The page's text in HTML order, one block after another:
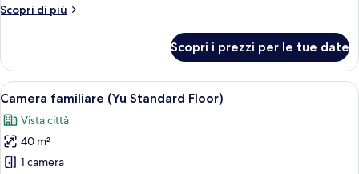
singoli
Floor)
Scopri di più
Altri
Deluxe,
letti
(Yu
Standard
Floor)
Scopri i prezzi per le tue date
Apri
tutte
le
foto
per
Una camera d'albergo moderna con
7
Camera familiare (Yu Standard Floor)
Vista città
40 m²
1 camera